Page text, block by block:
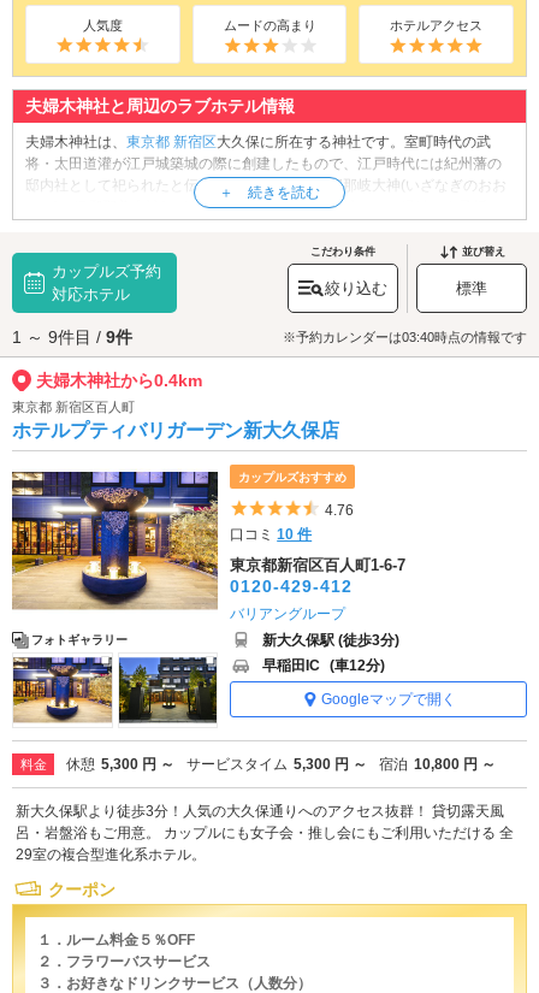
人気度 ムードの高まり ホテルアクセス
夫婦木神社と周辺のラブホテル情報
夫婦木神社は、 東京都 新宿区大久保に所在する神社です。室町時代の武
将・太田道灌が江戸城築城の際に創建したもので、江戸時代には紀州藩の
邸内社として祀られたと伝えられています。伊邪那岐大神(いざなぎのおお
かみ)、伊邪那美大神(いざなみのおおかみ)を御祭神とし、縁結びや子授
す。特に縁結びや子授け祈願に訪れる方が多い神社です。朱色の鳥居をく
ぐり、神社に手を合わせたら、境内を散策してみましょう。こちらには金
運のご利益のある御神木・クロガネモチの木などもお祀りされています。
都心のパワースポットでふたりの末永い幸せを祈願しましょう。
夫婦木神社へは、
大久保・新大久保エリアのラブホテルからもアクセスが
便利です。
カップルズ予約
対応ホテル
こだわり条件
絞り込む
並び替え
標準
1 ～ 9件目 / 9件 ※予約カレンダーは03:40時点の情報です
夫婦木神社から0.4km
東京都 新宿区百人町
ホテルプティバリガーデン新大久保店
フォトギャラリー
カップルズおすすめ
5つ星のうち4.5
4.76
口コミ10 件
東京都新宿区百人町1-6-7
0120-429-412
バリアングループ
新大久保駅 (徒歩3分)
早稲田IC (車12分)
Googleマップで開く
料金 休憩 5,300 円 ～ サービスタイム 5,300 円 ～ 宿泊 10,800 円 ～
新大久保駅より徒歩3分！人気の大久保通りへのアクセス抜群！ 貸切露天風
呂・岩盤浴もご用意。 カップルにも女子会・推し会にもご利用いただける 全
29室の複合型進化系ホテル。
クーポン
１．ルーム料金５％OFF
２．フラワーバスサービス
３．お好きなドリンクサービス（人数分）